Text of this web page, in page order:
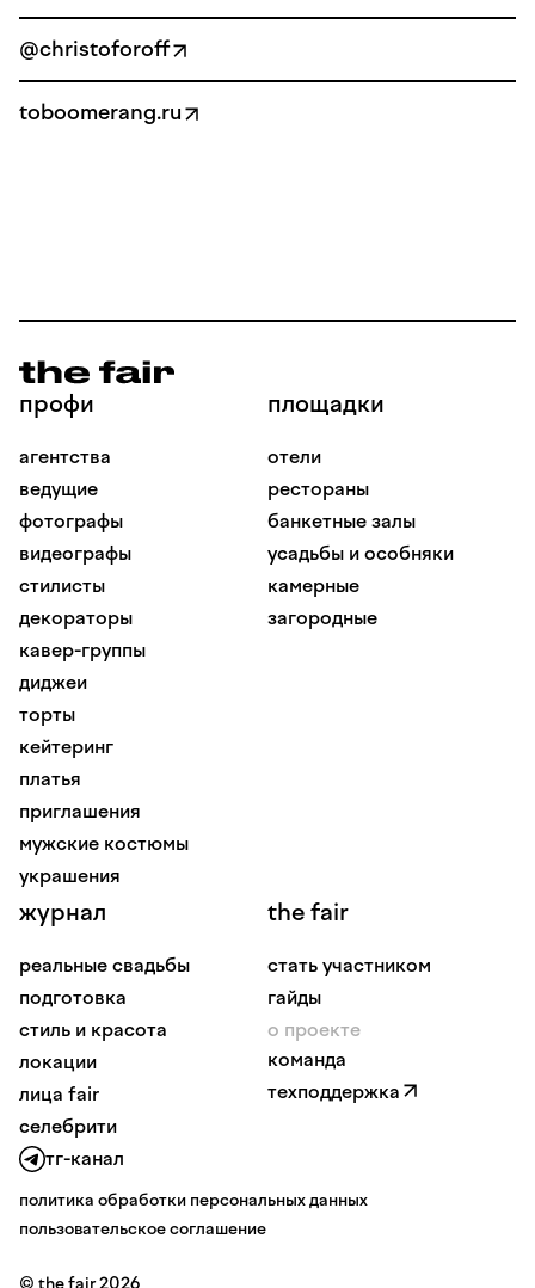
@christoforoff
toboomerang.ru
профи
агентства
ведущие
фотографы
видеографы
стилисты
декораторы
кавер-группы
диджеи
торты
кейтеринг
платья
приглашения
мужские костюмы
украшения
площадки
отели
рестораны
банкетные залы
усадьбы и особняки
камерные
загородные
журнал
реальные свадьбы
подготовка
стиль и красота
локации
лица fair
селебрити
the fair
стать участником
гайды
о проекте
команда
техподдержка
тг-канал
политика обработки персональных данных
пользовательское соглашение
© the fair 2026